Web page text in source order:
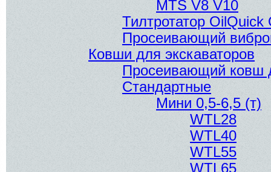
MTS V8 V10
Тилтротатор OilQuick
Просеивающий
Ковши для экскаваторов
Просеивающий ковш
Стандартные
Мини 0,5-6,5 (т)
WTL28
WTL40
WTL55
WTL65